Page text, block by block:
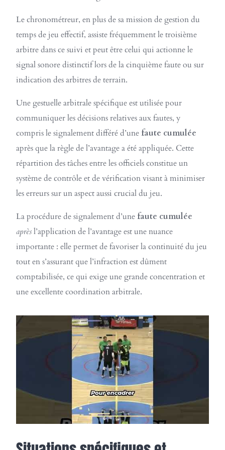
Le chronométreur, en plus de sa mission de gestion du
temps de jeu effectif, assiste fréquemment le troisième
arbitre dans ce suivi et peut être celui qui actionne le
signal sonore distinctif lors de la cinquième faute ou sur
indication des arbitres de terrain.
Une gestuelle arbitrale spécifique est utilisée pour
communiquer les décisions relatives aux fautes, y
compris le signalement différé d’une faute cumulée
après que la règle de l’avantage a été appliquée. Cette
répartition des tâches entre les officiels constitue un
système de contrôle et de vérification visant à minimiser
les erreurs sur un aspect aussi crucial du jeu.
La procédure de signalement d’une faute cumulée
aprèsl’application de l’avantage est une nuance
importante : elle permet de favoriser la continuité du jeu
tout en s’assurant que l’infraction est dûment
comptabilisée, ce qui exige une grande concentration et
une excellente coordination arbitrale.